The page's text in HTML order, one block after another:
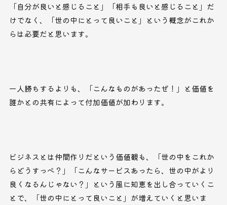
「自分が良いと感じること」「相手も良いと感じること」だ
けでなく、「世の中にとって良いこと」という概念がこれか
らは必要だと思います。
一人勝ちするよりも、「こんなものがあったぜ！」と価値を
誰かとの共有によって付加価値が加わります。
ビジネスとは仲間作りだという価値観も、「世の中をこれか
らどうすっぺ？」「こんなサービスあったら、世の中がより
良くなるんじゃない？」という風に知恵を出し合っていくこ
とで、「世の中にとって良いこと」が増えていくと思いま